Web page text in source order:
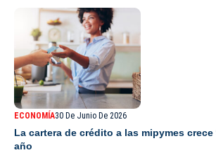
ECONOMÍA30 De Junio De 2026
La cartera de crédito a las mipymes
año